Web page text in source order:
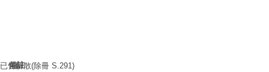
備註
已告解散(除冊 S.291)